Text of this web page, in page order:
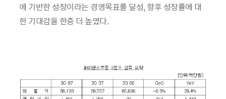
에 기반한 성장이라는 경영목표를 달성, 향후 성장률에 대
한 기대감을 한층 더 높였다.